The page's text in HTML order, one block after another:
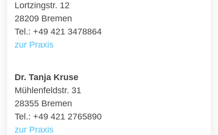
Lortzingstr. 12
28209 Bremen
Tel.: +49 421 3478864
zur Praxis
Dr. Tanja Kruse
Mühlenfeldstr. 31
28355 Bremen
Tel.: +49 421 2765890
zur Praxis